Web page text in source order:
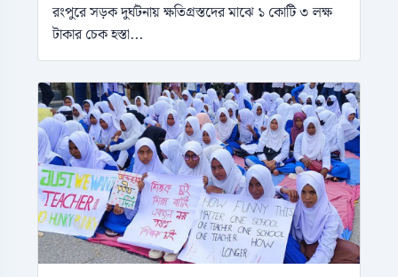
রংপুরে সড়ক দুর্ঘটনায় ক্ষতিগ্রস্তদের মাঝে ১ কোটি ৩ লক্ষ
টাকার চেক হস্তা...